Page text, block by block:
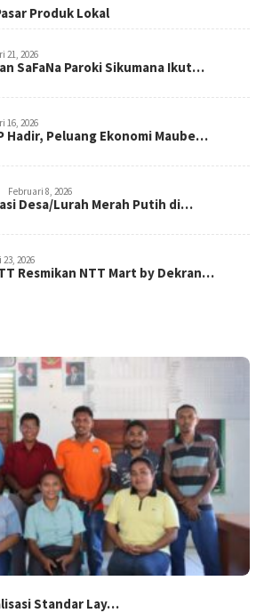
Produk Lokal
21, 2026
SaFaNa Paroki Sikumana Ikut…
16, 2026
Hadir, Peluang Ekonomi Maube…
Februari 8, 2026
Desa/Lurah Merah Putih di…
2026
Resmikan NTT Mart by Dekran…
Standar Lay…